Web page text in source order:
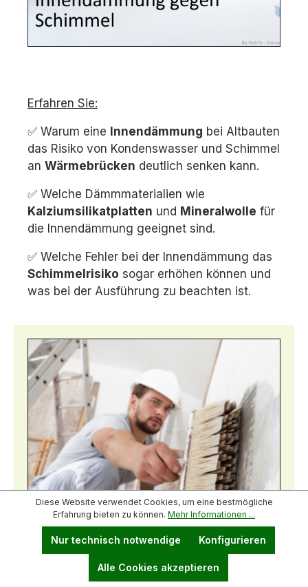
Erfahren Sie:
✅ Warum eine Innendämmung bei Altbauten
das Risiko von Kondenswasser und Schimmel
an Wärmebrücken deutlich senken kann.
✅ Welche Dämmmaterialien wie
Kalziumsilikatplatten und Mineralwolle für
die Innendämmung geeignet sind.
✅ Welche Fehler bei der Innendämmung das
Schimmelrisiko sogar erhöhen können und
was bei der Ausführung zu beachten ist.
Diese Website verwendet Cookies, um eine bestmögliche
Erfahrung bieten zu können. Mehr Informationen ...
Nur technisch notwendige Konfigurieren
Alle Cookies akzeptieren